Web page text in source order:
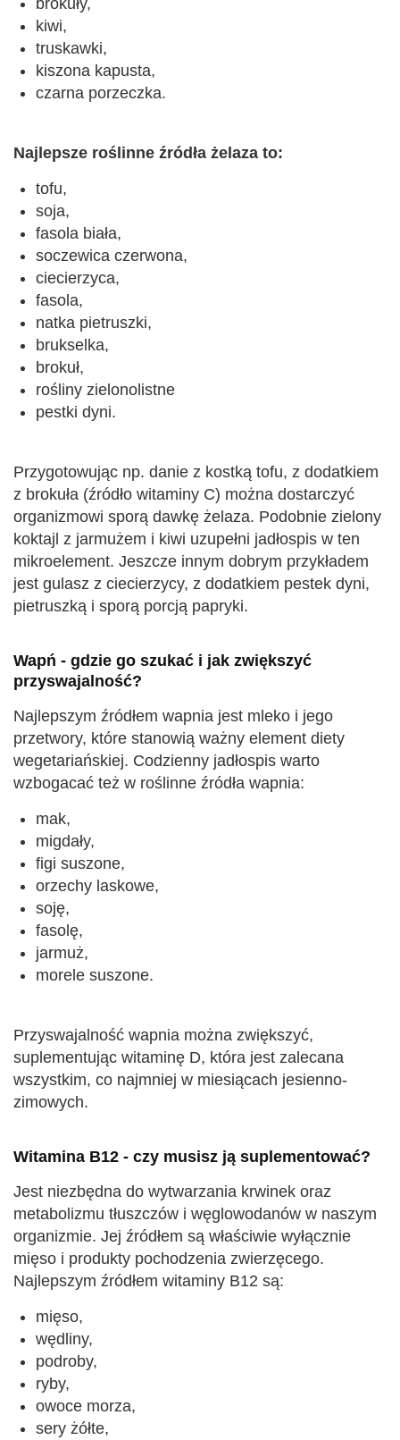
kiwi,
truskawki,
kiszona kapusta,
czarna porzeczka.
Najlepsze roślinne źródła żelaza to:
tofu,
soja,
fasola biała,
soczewica czerwona,
ciecierzyca,
fasola,
natka pietruszki,
brukselka,
brokuł,
rośliny zielonolistne
pestki dyni.
Przygotowując np. danie z kostką tofu, z dodatkiem
z brokuła (źródło witaminy C) można dostarczyć
organizmowi sporą dawkę żelaza. Podobnie zielony
koktajl z jarmużem i kiwi uzupełni jadłospis w ten
mikroelement. Jeszcze innym dobrym przykładem
jest gulasz z ciecierzycy, z dodatkiem pestek dyni,
pietruszką i sporą porcją papryki.
Wapń - gdzie go szukać i jak zwiększyć
przyswajalność?
Najlepszym źródłem wapnia jest mleko i jego
przetwory, które stanowią ważny element diety
wegetariańskiej. Codzienny jadłospis warto
wzbogacać też w roślinne źródła wapnia:
mak,
migdały,
figi suszone,
orzechy laskowe,
soję,
fasolę,
jarmuż,
morele suszone.
Przyswajalność wapnia można zwiększyć,
suplementując witaminę D, która jest zalecana
wszystkim, co najmniej w miesiącach jesienno-
zimowych.
Witamina B12 - czy musisz ją suplementować?
Jest niezbędna do wytwarzania krwinek oraz
metabolizmu tłuszczów i węglowodanów w naszym
organizmie. Jej źródłem są właściwie wyłącznie
mięso i produkty pochodzenia zwierzęcego.
Najlepszym źródłem witaminy B12 są:
mięso,
wędliny,
podroby,
ryby,
owoce morza,
sery żółte,